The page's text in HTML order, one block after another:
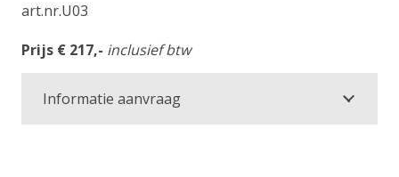
art.nr.U03
Prijs € 217,- inclusief btw
Informatie aanvraag